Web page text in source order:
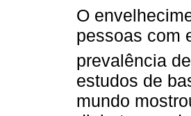
O
pessoas com
prevalência
estudos de
mundo